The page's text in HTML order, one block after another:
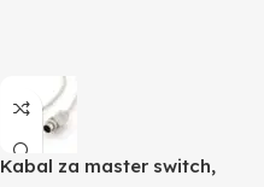
Kabal za master switch,